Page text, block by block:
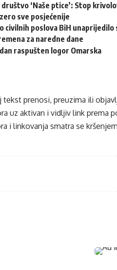
‘Naše ptice’: Stop
sve posjećenije
civilnih poslova BiH
za naredne dane
raspušten logor Omarska
tekst prenosi, preuzima ili
uz aktivan i vidljiv link prema
i linkovanja smatra se